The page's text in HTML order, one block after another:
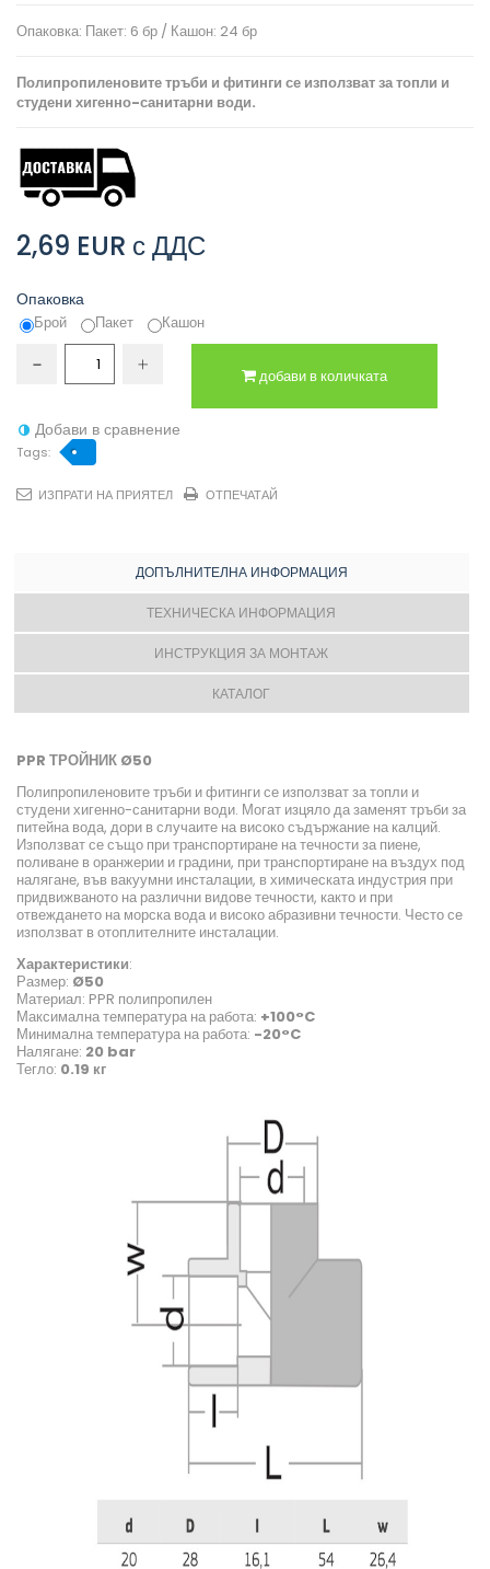
Опаковка: Пакет: 6 бр / Кашон: 24 бр
Полипропиленовите тръби и фитинги се използват за топли и
студени хигенно-санитарни води.
2,69 EUR с ДДС
Опаковка
Брой Пакет Кашон
добави в количката
Добави в сравнение
Tags:
ИЗПРАТИ НА ПРИЯТЕЛ ОТПЕЧАТАЙ
ДОПЪЛНИТЕЛНА ИНФОРМАЦИЯ
ТЕХНИЧЕСКА ИНФОРМАЦИЯ
ИНСТРУКЦИЯ ЗА МОНТАЖ
КАТАЛОГ
PPR ТРОЙНИК Ø50
Полипропиленовите тръби и фитинги се използват за топли и
студени хигенно-санитарни води. Могат изцяло да заменят тръби за
питейна вода, дори в случаите на високо съдържание на калций.
Използват се също при транспортиране на течности за пиене,
поливане в оранжерии и градини, при транспортиране на въздух под
налягане, във вакуумни инсталации, в химическата индустрия при
придвижваното на различни видове течности, както и при
отвеждането на морска вода и високо абразивни течности. Често се
използват в отоплителните инсталации.
Характеристики:
Размер: Ø50
Материал: PPR полипропилен
Максимална температура на работа: +100°C
Минимална температура на работа: -20°C
Налягане: 20 bar
Тегло: 0.19 кг